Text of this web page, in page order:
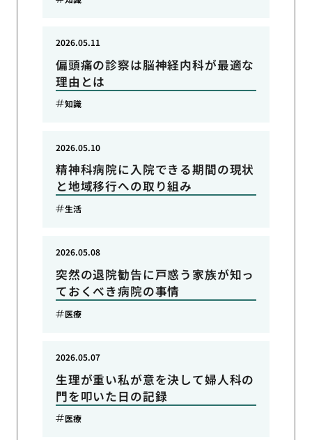
偏頭痛の診察は脳神経内科が最適な
理由とは
2026.05.11
知識
精神科病院に入院できる期間の現状
と地域移行への取り組み
2026.05.10
生活
突然の退院勧告に戸惑う家族が知っ
ておくべき病院の事情
2026.05.08
医療
生理が重い私が意を決して婦人科の
門を叩いた日の記録
2026.05.07
医療